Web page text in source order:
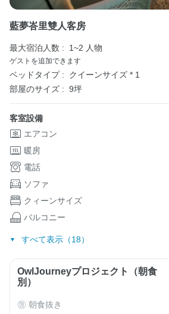
藍夢峇里雙人客房
最大宿泊人数 : 1~2 人物
ゲストを追加できます
ベッドタイプ :
クイーンサイズ * 1
部屋のサイズ : 9坪
客室設備
エアコン
暖房
電話
ソファ
クィーンサイズ
バルコニー
すべて表示（18）
OwlJourneyプロジェクト（朝食
別）
朝食抜き